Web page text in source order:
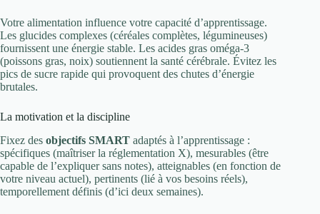
Votre alimentation influence votre capacité d’apprentissage.
Les glucides complexes (céréales complètes, légumineuses)
fournissent une énergie stable. Les acides gras oméga-3
(poissons gras, noix) soutiennent la santé cérébrale. Évitez les
pics de sucre rapide qui provoquent des chutes d’énergie
brutales.
La motivation et la discipline
Fixez des objectifs SMART adaptés à l’apprentissage :
spécifiques (maîtriser la réglementation X), mesurables (être
capable de l’expliquer sans notes), atteignables (en fonction de
votre niveau actuel), pertinents (lié à vos besoins réels),
temporellement définis (d’ici deux semaines).